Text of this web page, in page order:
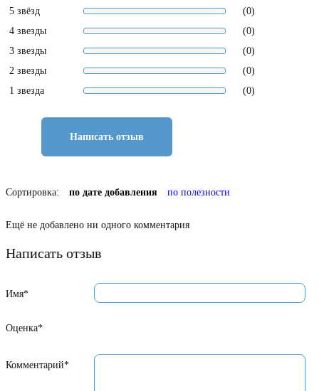
5 звёзд
(0)
4 звезды
(0)
3 звезды
(0)
2 звезды
(0)
1 звезда
(0)
Написать отзыв
Сортировка: по дате добавления по полезности
Ещё не добавлено ни одного комментария
Написать отзыв
Имя*
Оценка*
Комментарий*